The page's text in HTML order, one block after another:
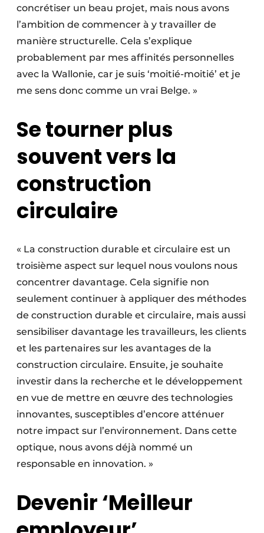
concrétiser un beau projet, mais nous avons
l’ambition de commencer à y travailler de
manière structurelle. Cela s’explique
probablement par mes affinités personnelles
avec la Wallonie, car je suis ‘moitié-moitié’ et je
me sens donc comme un vrai Belge. »
Se tourner plus
souvent vers la
construction
circulaire
« La construction durable et circulaire est un
troisième aspect sur lequel nous voulons nous
concentrer davantage. Cela signifie non
seulement continuer à appliquer des méthodes
de construction durable et circulaire, mais aussi
sensibiliser davantage les travailleurs, les clients
et les partenaires sur les avantages de la
construction circulaire. Ensuite, je souhaite
investir dans la recherche et le développement
en vue de mettre en œuvre des technologies
innovantes, susceptibles d’encore atténuer
notre impact sur l’environnement. Dans cette
optique, nous avons déjà nommé un
responsable en innovation. »
Devenir ‘Meilleur